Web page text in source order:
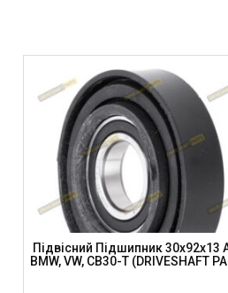
Підвісний Підшипник 30x92x13
BMW, VW, CB30-T (DRIVESHAFT